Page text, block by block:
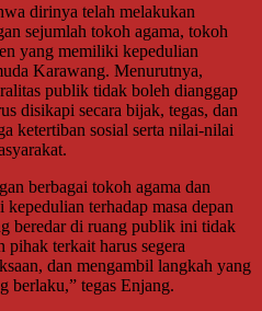
dirinya telah melakukan
sejumlah tokoh agama, tokoh
yang memiliki kepedulian
Karawang. Menurutnya,
publik tidak boleh dianggap
disikapi secara bijak, tegas, dan
ketertiban sosial serta nilai-nilai
berbagai tokoh agama dan
terhadap masa depan
beredar di ruang publik ini tidak
pihak terkait harus segera
dan mengambil langkah yang
berlaku,” tegas Enjang.